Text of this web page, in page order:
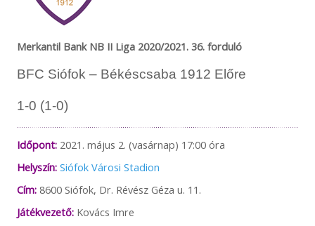
Merkantil Bank NB II Liga 2020/2021. 36. forduló
BFC Siófok – Békéscsaba 1912 Előre
1-0 (1-0)
Időpont:2021. május 2. (vasárnap) 17:00 óra
Helyszín: Siófok Városi Stadion
Cím:8600 Siófok, Dr. Révész Géza u. 11.
Játékvezető:Kovács Imre